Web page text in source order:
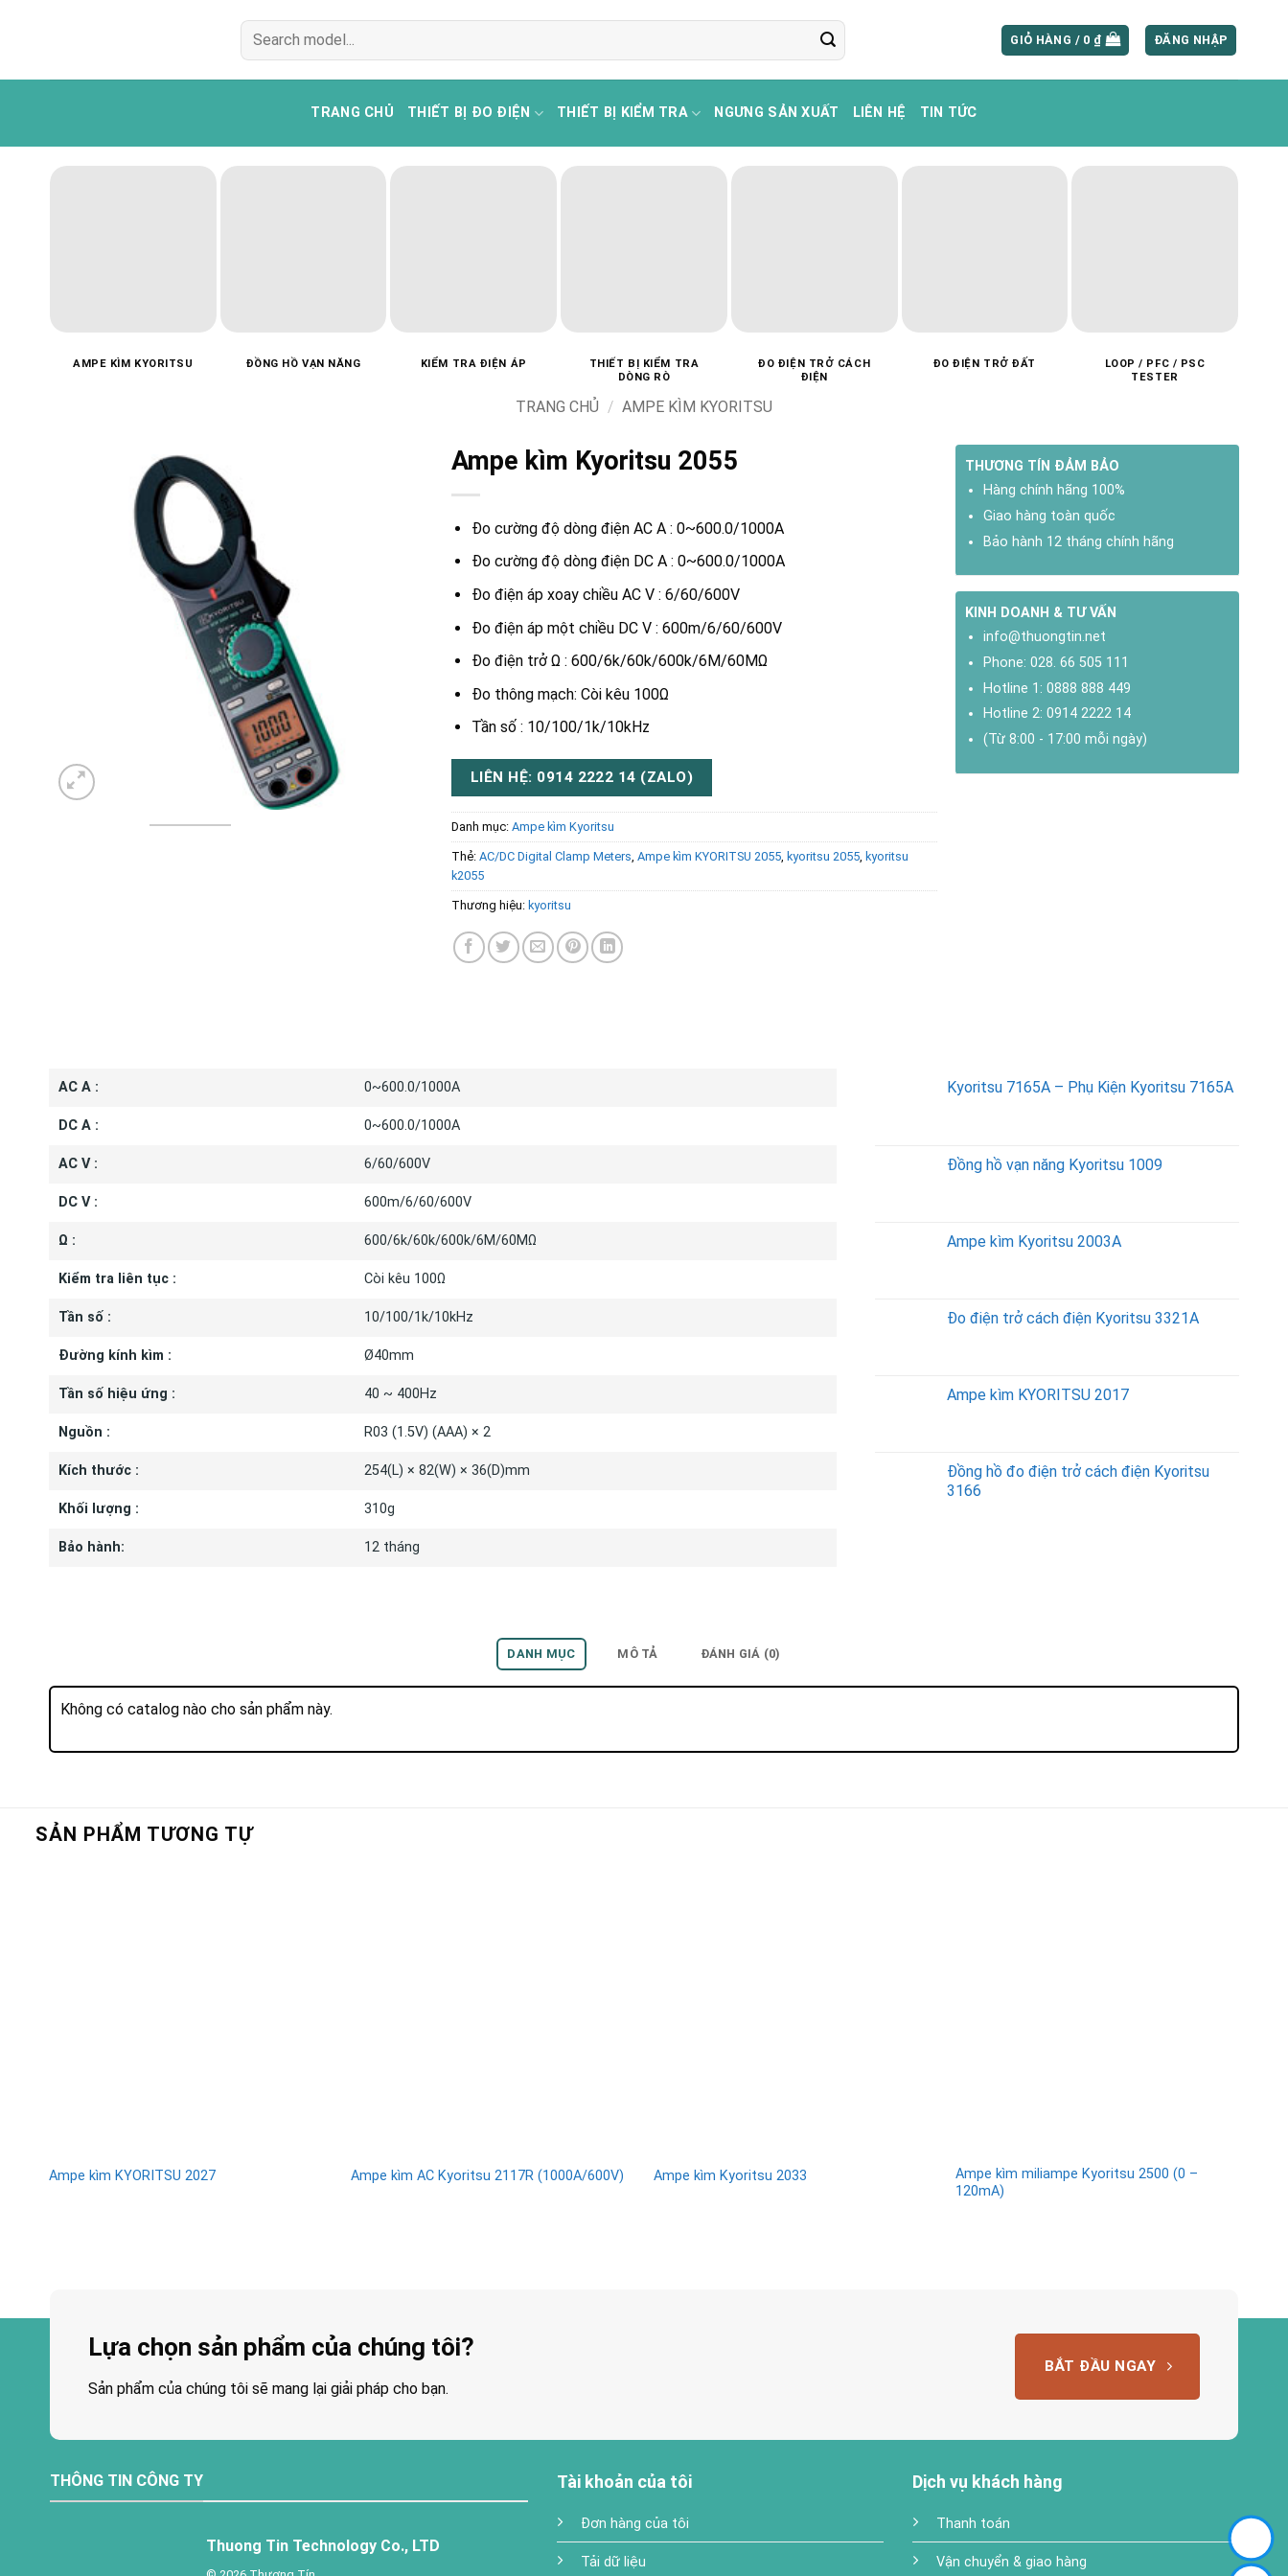
dung
Tìm
kiếm:
GIỎ HÀNG / 0 ₫ ĐĂNG NHẬP
TRANG CHỦ THIẾT BỊ ĐO ĐIỆN THIẾT BỊ KIỂM TRA NGƯNG SẢN XUẤT LIÊN HỆ TIN TỨC
AMPE KÌM KYORITSU ĐỒNG HỒ VẠN NĂNG KIỂM TRA ĐIỆN ÁP
THIẾT BỊ KIỂM TRA
DÒNG RÒ
ĐO ĐIỆN TRỞ CÁCH
ĐIỆN
ĐO ĐIỆN TRỞ ĐẤT
LOOP / PFC / PSC
TESTER
TRANG CHỦ / AMPE KÌM KYORITSU
Ampe kìm Kyoritsu 2055
Đo cường độ dòng điện AC A : 0~600.0/1000A
Đo cường độ dòng điện DC A : 0~600.0/1000A
Đo điện áp xoay chiều AC V : 6/60/600V
Đo điện áp một chiều DC V : 600m/6/60/600V
Đo điện trở Ω : 600/6k/60k/600k/6M/60MΩ
Đo thông mạch: Còi kêu 100Ω
Tần số : 10/100/1k/10kHz
LIÊN HỆ: 0914 2222 14 (ZALO)
Danh mục:Ampe kìm Kyoritsu
Thẻ:AC/DC Digital Clamp Meters ,Ampe kìm KYORITSU 2055 ,kyoritsu 2055 ,kyoritsu
k2055
Thương hiệu:kyoritsu
THƯƠNG TÍN ĐẢM BẢO
Hàng chính hãng 100%
Giao hàng toàn quốc
Bảo hành 12 tháng chính hãng
KINH DOANH & TƯ VẤN
info@thuongtin.net
Phone:028. 66 505 111
Hotline 1:0888 888 449
Hotline 2:0914 2222 14
(Từ 8:00 - 17:00 mỗi ngày)
AC A : 0~600.0/1000A
DC A : 0~600.0/1000A
AC V : 6/60/600V
DC V : 600m/6/60/600V
Ω : 600/6k/60k/600k/6M/60MΩ
Kiểm tra liên tục : Còi kêu 100Ω
Tần số : 10/100/1k/10kHz
Đường kính kìm : Ø40mm
Tần số hiệu ứng : 40 ~ 400Hz
Nguồn : R03 (1.5V) (AAA) × 2
Kích thước : 254(L) × 82(W) × 36(D)mm
Khối lượng : 310g
Bảo hành: 12 tháng
Kyoritsu 7165A – Phụ Kiện Kyoritsu 7165A
Đồng hồ vạn năng Kyoritsu 1009
Ampe kìm Kyoritsu 2003A
Đo điện trở cách điện Kyoritsu 3321A
Ampe kìm KYORITSU 2017
Đồng hồ đo điện trở cách điện Kyoritsu
3166
DANH MỤC MÔ TẢ ĐÁNH GIÁ (0)
Không có catalog nào cho sản phẩm này.
SẢN PHẨM TƯƠNG TỰ
Ampe kìm KYORITSU 2027 Ampe kìm AC Kyoritsu 2117R (1000A/600V) Ampe kìm Kyoritsu 2033
Ampe kìm miliampe Kyoritsu 2500 (0 –
120mA)
Lựa chọn sản phẩm của chúng tôi?
Sản phẩm của chúng tôi sẽ mang lại giải pháp cho bạn.
BẮT ĐẦU NGAY
THÔNG TIN CÔNG TY
Thuong Tin Technology Co., LTD
Tài khoản của tôi
Đơn hàng của tôi
Tải dữ liệu
Dịch vụ khách hàng
Thanh toán
Vận chuyển & giao hàng